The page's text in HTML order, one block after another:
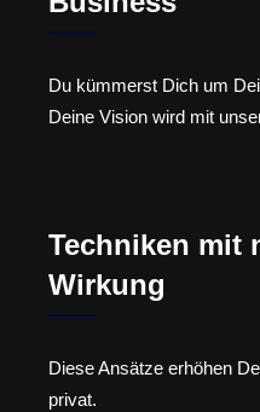
Du kümmerst Dich um
Deine Vision wird mit
Techniken mit
Wirkung
Diese Ansätze erhöhen
privat.